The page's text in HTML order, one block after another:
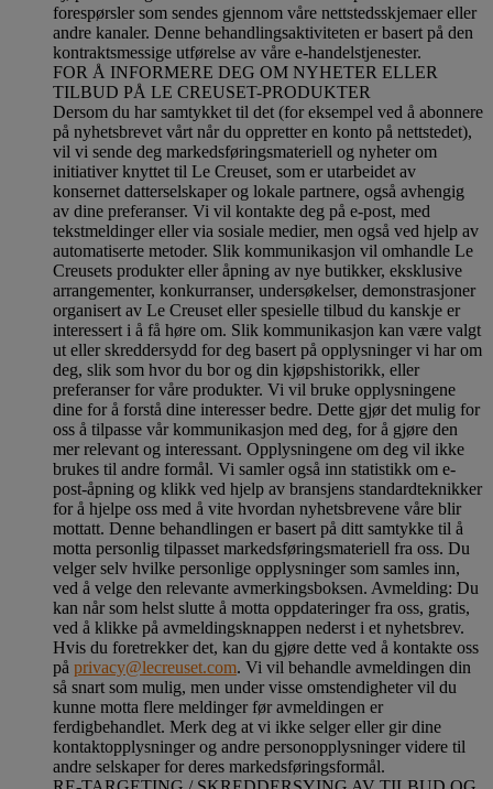
forespørsler som sendes gjennom våre nettstedsskjemaer eller
andre kanaler. Denne behandlingsaktiviteten er basert på den
kontraktsmessige utførelse av våre e-handelstjenester.
FOR Å INFORMERE DEG OM NYHETER ELLER
TILBUD PÅ LE CREUSET-PRODUKTER
Dersom du har samtykket til det (for eksempel ved å abonnere
på nyhetsbrevet vårt når du oppretter en konto på nettstedet),
vil vi sende deg markedsføringsmateriell og nyheter om
initiativer knyttet til Le Creuset, som er utarbeidet av
konsernet datterselskaper og lokale partnere, også avhengig
av dine preferanser. Vi vil kontakte deg på e-post, med
tekstmeldinger eller via sosiale medier, men også ved hjelp av
automatiserte metoder. Slik kommunikasjon vil omhandle Le
Creusets produkter eller åpning av nye butikker, eksklusive
arrangementer, konkurranser, undersøkelser, demonstrasjoner
organisert av Le Creuset eller spesielle tilbud du kanskje er
interessert i å få høre om. Slik kommunikasjon kan være valgt
ut eller skreddersydd for deg basert på opplysninger vi har om
deg, slik som hvor du bor og din kjøpshistorikk, eller
preferanser for våre produkter. Vi vil bruke opplysningene
dine for å forstå dine interesser bedre. Dette gjør det mulig for
oss å tilpasse vår kommunikasjon med deg, for å gjøre den
mer relevant og interessant. Opplysningene om deg vil ikke
brukes til andre formål. Vi samler også inn statistikk om e-
post-åpning og klikk ved hjelp av bransjens standardteknikker
for å hjelpe oss med å vite hvordan nyhetsbrevene våre blir
mottatt. Denne behandlingen er basert på ditt samtykke til å
motta personlig tilpasset markedsføringsmateriell fra oss. Du
velger selv hvilke personlige opplysninger som samles inn,
ved å velge den relevante avmerkingsboksen. Avmelding: Du
kan når som helst slutte å motta oppdateringer fra oss, gratis,
ved å klikke på avmeldingsknappen nederst i et nyhetsbrev.
Hvis du foretrekker det, kan du gjøre dette ved å kontakte oss
på privacy@lecreuset.com. Vi vil behandle avmeldingen din
så snart som mulig, men under visse omstendigheter vil du
kunne motta flere meldinger før avmeldingen er
ferdigbehandlet. Merk deg at vi ikke selger eller gir dine
kontaktopplysninger og andre personopplysninger videre til
andre selskaper for deres markedsføringsformål.